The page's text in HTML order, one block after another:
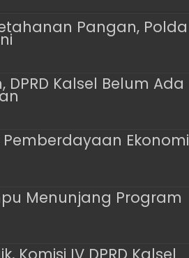
Pangan, Polda
Kalsel Belum Ada
Ekonomi
Menunjang Program